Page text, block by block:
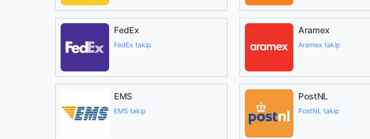
FedEx
FedEx takip
Aramex
Aramex takip
EMS
EMS takip
PostNL
PostNL takip